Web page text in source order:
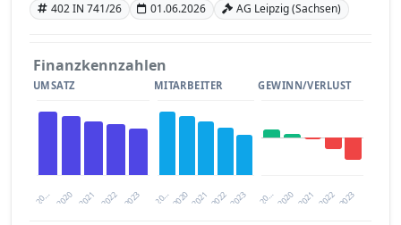
402 IN 741/26 01.06.2026 AG Leipzig (Sachsen)
Finanzkennzahlen
UMSATZ
20… 2021 2023
2020 2022
MITARBEITER
20… 2021 2023
2020 2022
GEWINN/VERLUST
20… 2021 2023
2020 2022